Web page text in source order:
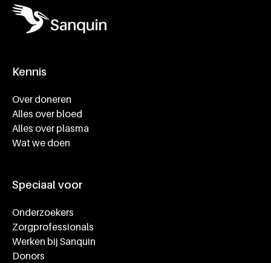
Kennis
Over doneren
Alles over bloed
Alles over plasma
Wat we doen
Speciaal voor
Onderzoekers
Zorgprofessionals
Werken bij Sanquin
Donors